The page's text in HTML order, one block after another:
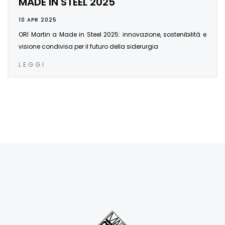
10 APR 2025
ORI Martin a Made in Steel 2025: innovazione, sostenibilità e
visione condivisa per il futuro della siderurgia
LEGGI